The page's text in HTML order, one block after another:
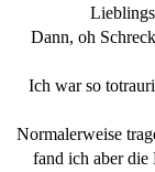
Dann, oh
Ich war so
Normalerweise
fand ich aber